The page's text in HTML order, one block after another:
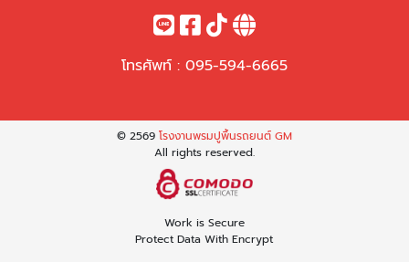
โทรศัพท์ : 095-594-6665
© 2569 โรงงานพรมปูพื้นรถยนต์ GM
All rights reserved.
Work is Secure
Protect Data With Encrypt